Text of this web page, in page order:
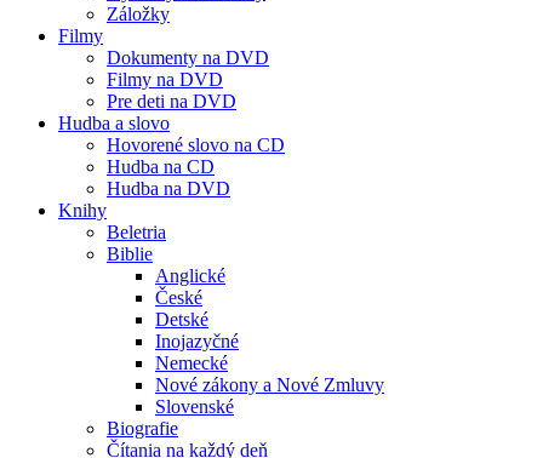
Záložky
Filmy
Dokumenty na DVD
Filmy na DVD
Pre deti na DVD
Hudba a slovo
Hovorené slovo na CD
Hudba na CD
Hudba na DVD
Knihy
Beletria
Biblie
Anglické
České
Detské
Inojazyčné
Nemecké
Nové zákony a Nové Zmluvy
Slovenské
Biografie
Čítania na každý deň